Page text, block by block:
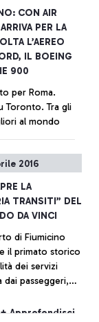
CON AIR
PER LA
L’AEREO
IL BOEING
900
per Roma.
Toronto. Tra gli
al mondo
+ Approfondisci
2016
LA
TRANSITI” DEL
DA VINCI
di Fiumicino
il primato storico
dei servizi
dai passeggeri,
ACI
+ Approfondisci